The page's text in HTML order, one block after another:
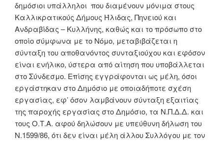
δημόσιοι υπάλληλοι που διαμένουν μόνιμα στους
Καλλικρατικούς Δήμους Ήλιδας, Πηνειού και
Ανδραβίδας – Κυλλήνης, καθώς και το πρόσωπο στο
οποίο σύμφωνα με το Νόμο, μεταβιβάζεται η
σύνταξη του αποθανόντος συνταξιούχου και εφόσον
είναι ενήλικο, ύστερα από αίτηση που υποβάλλεται
στο Σύνδεσμο. Επίσης εγγράφονται ως μέλη, όσοι
εργάστηκαν στο Δημόσιο με οποιαδήποτε σχέση
εργασίας, εφ’ όσον λαμβάνουν σύνταξη εξαιτίας
της παροχής εργασίας στο Δημόσιο, τα Ν.Π.Δ.Δ. και
τους Ο.Τ.Α. αφού δηλώσουν με υπεύθυνη δήλωση του
Ν.1599/86, ότι δεν είναι μέλη άλλου Συλλόγου με τον